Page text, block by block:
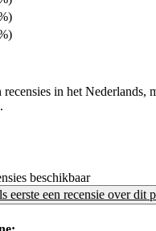
in het Nederlands,
beschikbaar
eerste een recensie over dit